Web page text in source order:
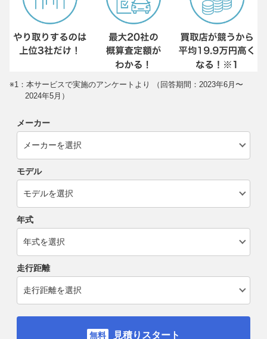
※1：本サービスで実施のアンケートより （回答期間：2023年6月〜
2024年5月）
メーカー
モデル
年式
走行距離
見積りスタート